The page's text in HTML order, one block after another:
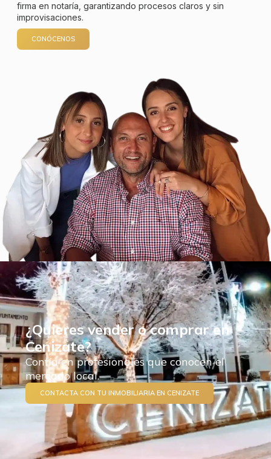
firma en notaría, garantizando procesos claros y sin
improvisaciones.
CONÓCENOS
¿Quieres vender o comprar en
Cenizate?
Confía en profesionales que conocen el
mercado local.
CONTACTA CON TU INMOBILIARIA EN CENIZATE